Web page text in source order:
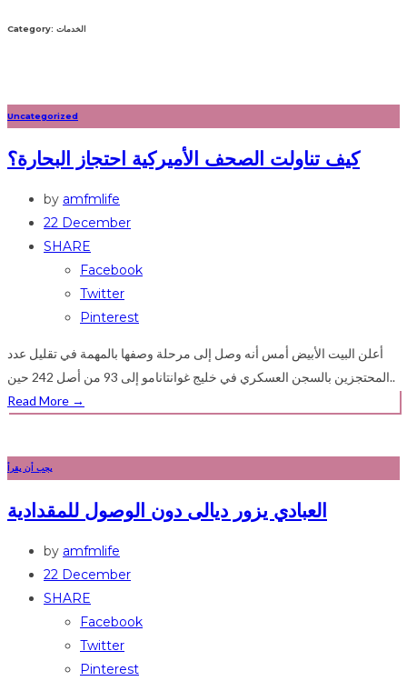
Category: الخدمات
Uncategorized
كيف تناولت الصحف الأميركية احتجاز البحارة؟
by amfmlife
22 December
SHARE
Facebook
Twitter
Pinterest
أعلن البيت الأبيض أمس أنه وصل إلى مرحلة وصفها بالمهمة في تقليل عدد
المحتجزين بالسجن العسكري في خليج غوانتانامو إلى 93 من أصل 242 حين..
Read More →
يجب أن يقرأ
العبادي يزور ديالى دون الوصول للمقدادية
by amfmlife
22 December
SHARE
Facebook
Twitter
Pinterest